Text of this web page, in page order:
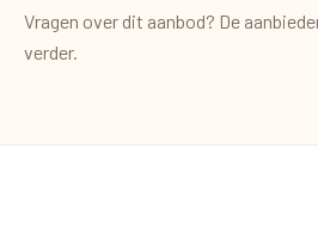
Vragen over dit aanbod? De
verder.